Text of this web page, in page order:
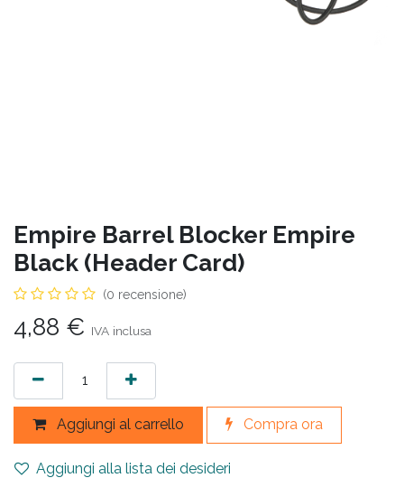
Empire Barrel Blocker Empire
Black (Header Card)
(0 recensione)
4,88 € IVA inclusa
Aggiungi al carrello Compra ora
Aggiungi alla lista dei desideri